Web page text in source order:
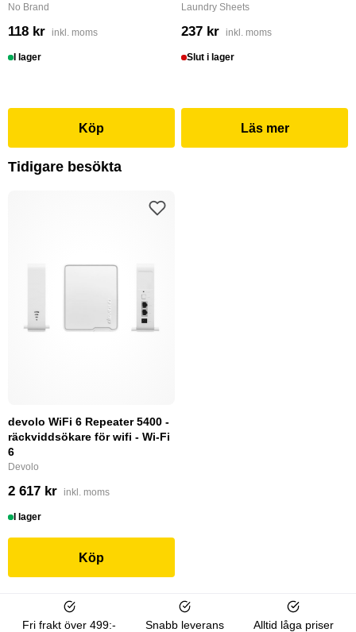
No Brand
118 kr inkl. moms
I lager
Köp
Laundry Sheets
237 kr inkl. moms
Slut i lager
Läs mer
Tidigare besökta
devolo WiFi 6 Repeater 5400 -
räckviddsökare för wifi - Wi-Fi
6
Devolo
2 617 kr inkl. moms
I lager
Köp
Fri frakt över 499:- Snabb leverans Alltid låga priser